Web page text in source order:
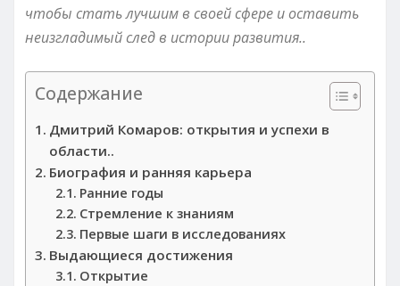
чтобы стать лучшим в своей сфере и оставить
неизгладимый след в истории развития..
Содержание
Дмитрий Комаров: открытия и успехи в
области..
Биография и ранняя карьера
Ранние годы
Стремление к знаниям
Первые шаги в исследованиях
Выдающиеся достижения
Открытие